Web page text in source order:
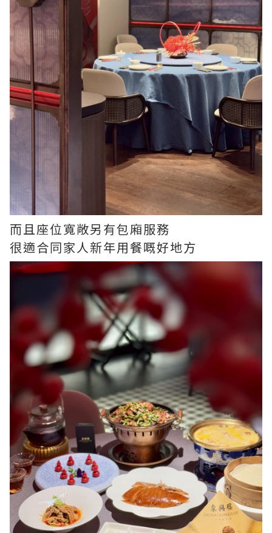
而且座位寬敞另有包廂服務
很適合同家人新年用餐嘅好地方